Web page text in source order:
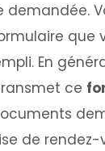
que
En
ce
de rendez-